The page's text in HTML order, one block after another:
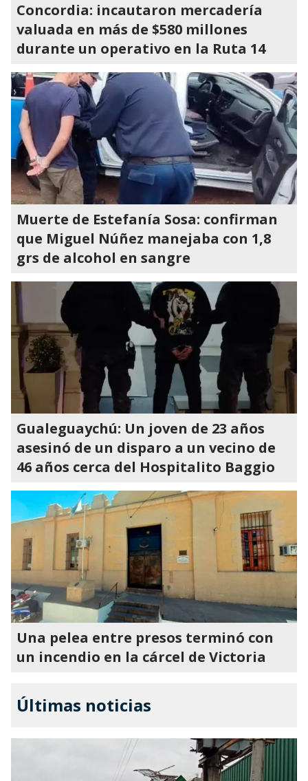
Concordia: incautaron mercadería
valuada en más de $580 millones
durante un operativo en la Ruta 14
Muerte de Estefanía Sosa: confirman
que Miguel Núñez manejaba con 1,8
grs de alcohol en sangre
Gualeguaychú: Un joven de 23 años
asesinó de un disparo a un vecino de
46 años cerca del Hospitalito Baggio
Una pelea entre presos terminó con
un incendio en la cárcel de Victoria
Últimas noticias